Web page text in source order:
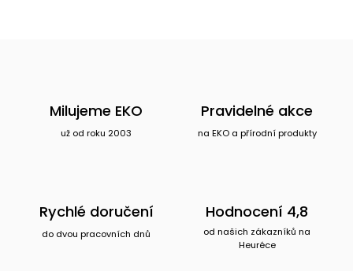
Milujeme EKO
už od roku 2003
Pravidelné akce
na EKO a přírodní produkty
Rychlé doručení
do dvou pracovních dnů
Hodnocení 4,8
od našich zákazníků na
Heuréce